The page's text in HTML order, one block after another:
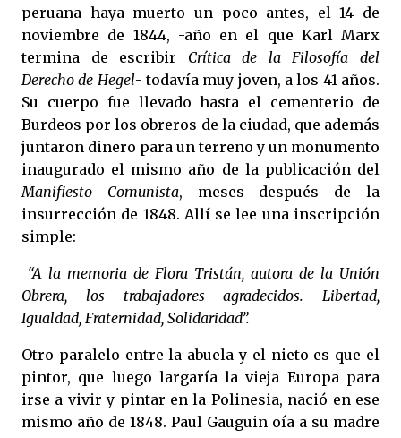
peruana haya muerto un poco antes, el 14 de
noviembre de 1844, -año en el que Karl Marx
termina de escribir Crítica de la Filosofía del
Derecho de Hegel- todavía muy joven, a los 41 años.
Su cuerpo fue llevado hasta el cementerio de
Burdeos por los obreros de la ciudad, que además
juntaron dinero para un terreno y un monumento
inaugurado el mismo año de la publicación del
Manifiesto Comunista, meses después de la
insurrección de 1848. Allí se lee una inscripción
simple:
“A la memoria de Flora Tristán, autora de la Unión
Obrera, los trabajadores agradecidos. Libertad,
Igualdad, Fraternidad, Solidaridad”.
Otro paralelo entre la abuela y el nieto es que el
pintor, que luego largaría la vieja Europa para
irse a vivir y pintar en la Polinesia, nació en ese
mismo año de 1848. Paul Gauguin oía a su madre